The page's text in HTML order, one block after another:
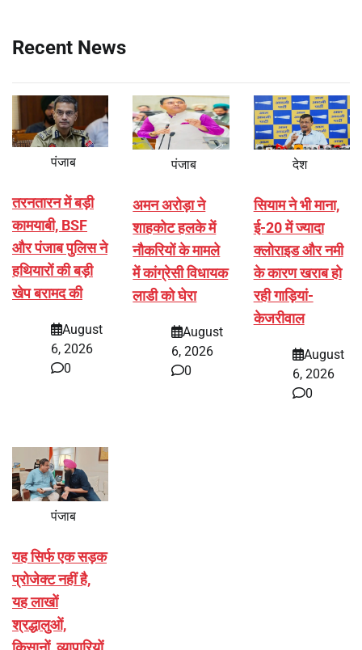
Recent News
पंजाब
तरनतारन में बड़ी
कामयाबी, BSF
और पंजाब पुलिस ने
हथियारों की बड़ी
खेप बरामद की
August
6, 2026
0
पंजाब
अमन अरोड़ा ने
शाहकोट हलके में
नौकरियों के मामले
में कांग्रेसी विधायक
लाडी को घेरा
August
6, 2026
0
देश
सियाम ने भी माना,
ई-20 में ज्यादा
क्लोराइड और नमी
के कारण खराब हो
रही गाड़ियां-
केजरीवाल
August
6, 2026
0
पंजाब
यह सिर्फ एक सड़क
प्रोजेक्ट नहीं है,
यह लाखों
श्रद्धालुओं,